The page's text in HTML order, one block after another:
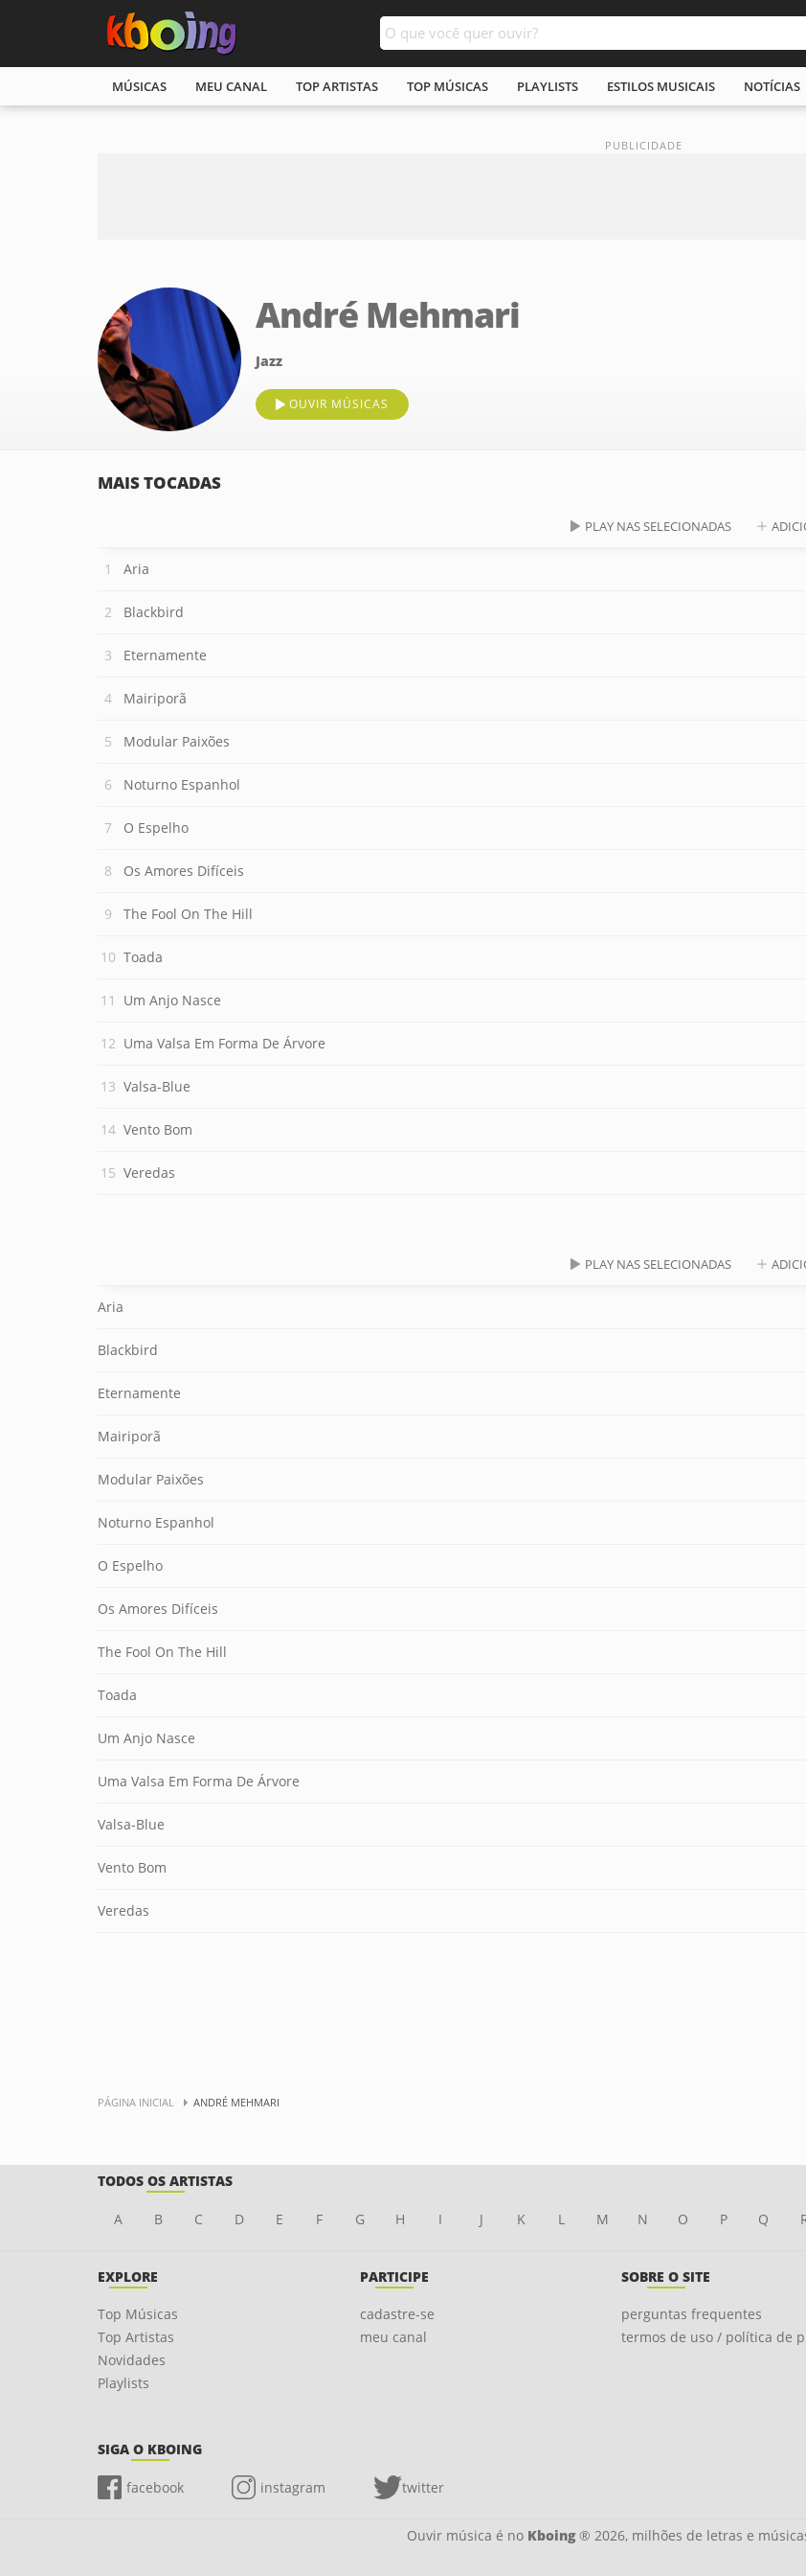
MÚSICAS MEU CANAL TOP ARTISTAS TOP MÚSICAS PLAYLISTS ESTILOS MUSICAIS NOTÍCIAS
André Mehmari
Jazz
OUVIR MÚSICAS
MAIS TOCADAS
PLAY NAS SELECIONADAS
Aria
Blackbird
Eternamente
Mairiporã
Modular Paixões
Noturno Espanhol
O Espelho
Os Amores Difíceis
The Fool On The Hill
Toada
Um Anjo Nasce
Uma Valsa Em Forma De Árvore
Valsa-Blue
Vento Bom
Veredas
PLAY NAS SELECIONADAS
Aria
Blackbird
Eternamente
Mairiporã
Modular Paixões
Noturno Espanhol
O Espelho
Os Amores Difíceis
The Fool On The Hill
Toada
Um Anjo Nasce
Uma Valsa Em Forma De Árvore
Valsa-Blue
Vento Bom
Veredas
PÁGINA INICIAL ANDRÉ MEHMARI
TODOS OS ARTISTAS
A B C D E F G H I J K L M N O P Q
EXPLORE
Top Músicas
Top Artistas
Novidades
Playlists
PARTICIPE
cadastre-se
meu canal
SOBRE O SITE
perguntas frequentes
termos de uso / política de
SIGA O KBOING
facebook instagram twitter
Ouvir música é no Kboing® 2026, milhões de letras e